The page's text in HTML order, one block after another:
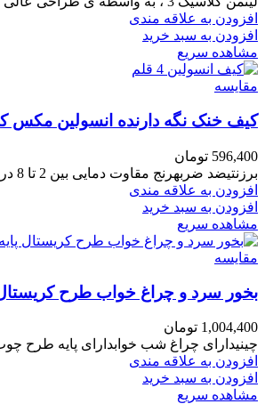
افزودن به علاقه مندی
افزودن به سبد خرید
مشاهده سریع
مقایسه
کیف خنک نگه دارنده انسولین مکس کول
596,400 تومان
برزنتیضد ضربهرنج مقاوت دمایی بین 2 تا 8 درجه4 قلم
افزودن به علاقه مندی
افزودن به سبد خرید
مشاهده سریع
مقایسه
بخور سرد و چراغ خواب طرح کریستال
1,004,400 تومان
چینیدارای چراغ شب خوابدارای پایه طرح
افزودن به علاقه مندی
افزودن به سبد خرید
مشاهده سریع